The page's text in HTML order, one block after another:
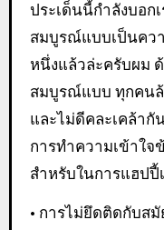
ประเด็นนี้กำลังบอก
สมบูรณ์แบบเป็นคว
หนึ่งแล้วล่ะครับผม
สมบูรณ์แบบ ทุกคน
และไม่ดีคละเคล้ากั
การทำความเข้าใ
สำหรับในการแฮปปี้
• การไม่ยึดติดกับส